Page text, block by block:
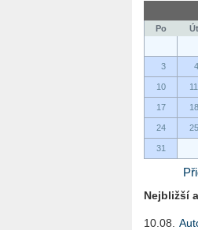
Po Út
3 4
10 11
17 18
24 25
31
Nejbližší
10.08.